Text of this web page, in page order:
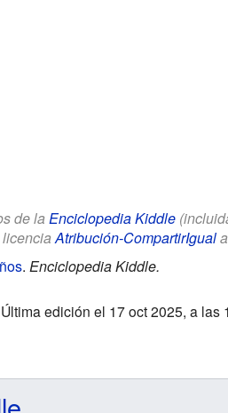
de la Enciclopedia Kiddle
licenciaAtribución-CompartirIguala
. Enciclopedia Kiddle.
Última edición el 17 oct 2025, a las